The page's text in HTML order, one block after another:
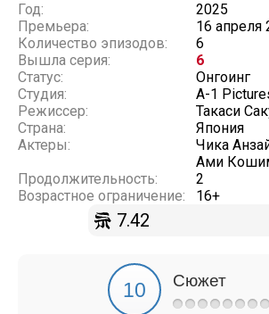
Год:
2025
Премьера:
16 апреля
Количество эпизодов:
6
Вышла серия:
6
Статус:
Онгоинг
Студия:
A-1
Режиссер:
Такаси
Страна:
Япония
Актеры:
Чика
Ами
Продолжительность:
2
Возрастное ограничение:
16+
7.42
Сюжет